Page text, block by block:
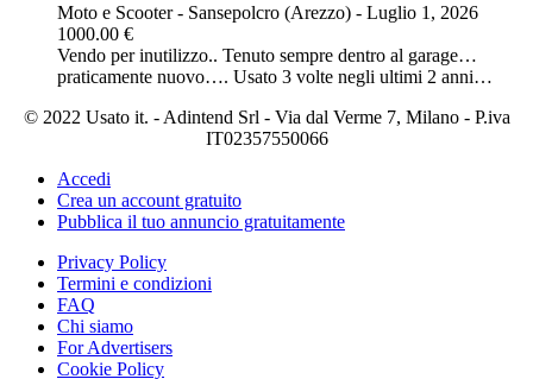
Moto e Scooter- Sansepolcro (Arezzo) - Luglio 1, 2026
1000.00 €
Vendo per inutilizzo.. Tenuto sempre dentro al garage…
praticamente nuovo…. Usato 3 volte negli ultimi 2 anni…
© 2022 Usato it. - Adintend Srl - Via dal Verme 7, Milano - P.iva
IT02357550066
Accedi
Crea un account gratuito
Pubblica il tuo annuncio gratuitamente
Privacy Policy
Termini e condizioni
FAQ
Chi siamo
For Advertisers
Cookie Policy